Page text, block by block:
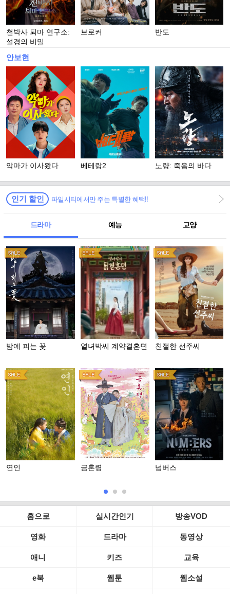
천박사 퇴마 연구소:
설경의 비밀
브로커 반도
안보현
악마가 이사왔다 베테랑2 노량: 죽음의 바다
인기 할인 파일시티에서만 주는 특별한 혜택!!
드라마 예능 교양
밤에 피는 꽃 열녀박씨 계약결혼뎐 친절한 선주씨
연인 금혼령 넘버스
홈으로 실시간인기 방송VOD
영화 드라마 동영상
애니 키즈 교육
e북 웹툰 웹소설